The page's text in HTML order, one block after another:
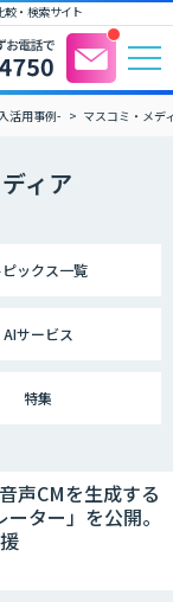
較・検索サイト
活用事例- マスコミ・メデ
ィア
ピックス一覧
AIサービス
特集
声CMを生成する
ーター」を公開。